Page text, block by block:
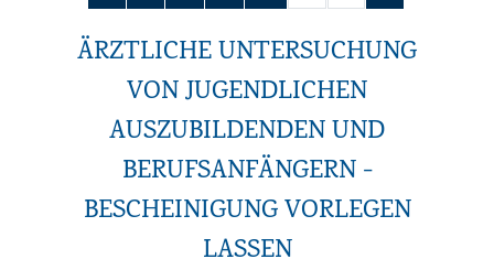
ÄRZTLICHE UNTERSUCHUNG
VON JUGENDLICHEN
AUSZUBILDENDEN UND
BERUFSANFÄNGERN -
BESCHEINIGUNG VORLEGEN